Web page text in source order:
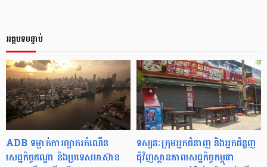
អត្ថបទបន្ទាប់
ADB ទម្លាក់ការព្យាករកំណើន
សេដ្ឋកិច្ចឥណ្ឌា និងប្រទេសអាស៊ាន
ទស្សនៈក្រុមអ្នកជំនាញ និងអ្នកជំនួញ
ជុំវិញស្ថានភាពសេដ្ឋកិច្ចកម្ពុជា